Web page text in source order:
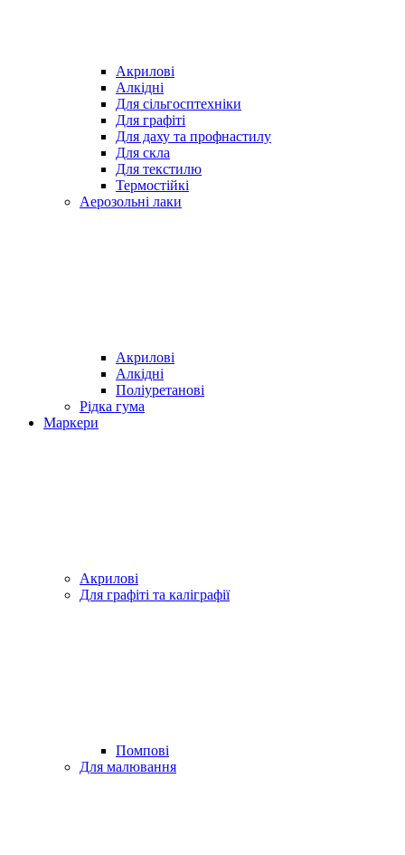
Акрилові
Алкідні
Для cільгосптехніки
Для графіті
Для даху та профнастилу
Для скла
Для текстилю
Термостійкі
Аерозольні лаки
Акрилові
Алкідні
Поліуретанові
Рідка гума
Маркери
Акрилові
Для графіті та каліграфії
Помпові
Для малювання